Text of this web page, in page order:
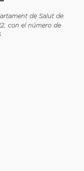
de Salut de
con el número de